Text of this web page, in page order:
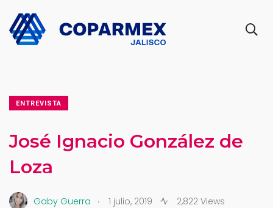
ENTREVISTA
José Ignacio González de
Loza
Gaby Guerra . 1 julio, 2019
2,822 Views